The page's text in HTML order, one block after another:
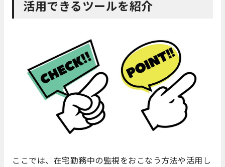
活用できるツールを紹介
ここでは、在宅勤務中の監視をおこなう方法や活用し